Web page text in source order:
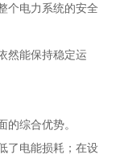
个电力系统的安全
然能保持稳定运
综合优势。
了电能损耗；在设